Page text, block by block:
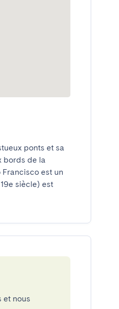
ponts et sa
bords de la
est un
siècle) est
et nous